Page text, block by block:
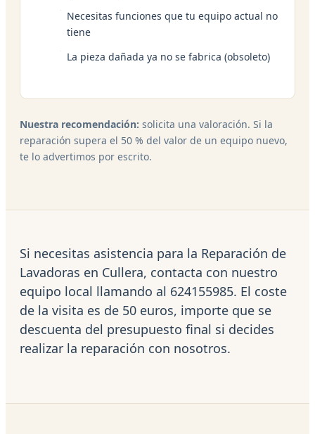
Necesitas funciones que tu equipo actual no
tiene
La pieza dañada ya no se fabrica (obsoleto)
Nuestra recomendación: solicita una valoración. Si la
reparación supera el 50 % del valor de un equipo nuevo,
te lo advertimos por escrito.
Si necesitas asistencia para la Reparación de
Lavadoras en Cullera, contacta con nuestro
equipo local llamando al 624155985. El coste
de la visita es de 50 euros, importe que se
descuenta del presupuesto final si decides
realizar la reparación con nosotros.